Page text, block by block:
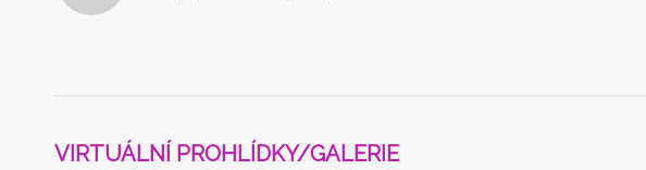
VIRTUÁLNÍ PROHLÍDKY/GALERIE